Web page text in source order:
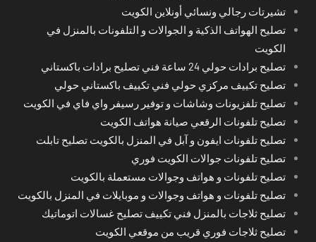
تشيرتات رجالي ونسائي أونلاين الكويت
تصليح الهواتف الذكية و الجوالات و التلفونات بالمنزل في
الكويت
تصليح برادات حولي 24 ساعة فني تصليح برادات باكستاني
تصليح تكييف مركزي حولي فني تكييف باكستاني حولي
تصليح تلفزيونات وشاشات و توفير رسيفر واي فاي في الكويت
تصليح تلفونات الرقعي صيانة هواتف الكويت
تصليح تلفونات ايفون و آبل في المنزل بالكويت تصليح تابلت
تصليح تلفونات جوالات الكويت فوري
تصليح تلفونات و هواتف وجوالات مستعملة بالكويت
تصليح تلفونات و هواتف وجوالات و موبايلات في المنزل بالكويت
تصليح ثلاجات بالمنزل فني تكييف تصليح غسالات اتوماتيك
تصليح ثلاجات فوري قريب من موقعي الكويت